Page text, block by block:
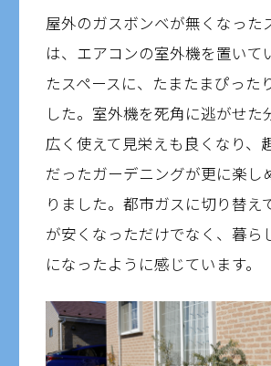
屋外のガスボンベが無くなった
は、エアコンの室外機を置いて
たスペースに、たまたまぴった
した。室外機を死角に逃がせた
広く使えて見栄えも良くなり、
だったガーデニングが更に楽し
りました。都市ガスに切り替え
が安くなっただけでなく、暮ら
になったように感じています。